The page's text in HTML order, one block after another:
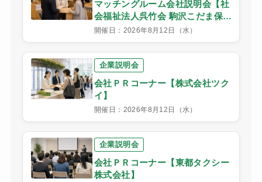
マッチングルーム会社説明会【社
会福祉法人呉竹会 駒沢こだま保育
園】
開催日：2026年8月12日（水）
企業説明会
会社ＰＲコーナー【株式会社ツク
イ】
開催日：2026年8月12日（水）
企業説明会
会社ＰＲコーナー【東都タクシー
株式会社】